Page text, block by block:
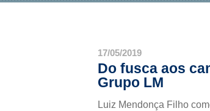
17/05/2019
Do fusca aos
Grupo LM
Luiz Mendonça Filho